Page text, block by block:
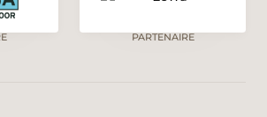
PARTENAIRE